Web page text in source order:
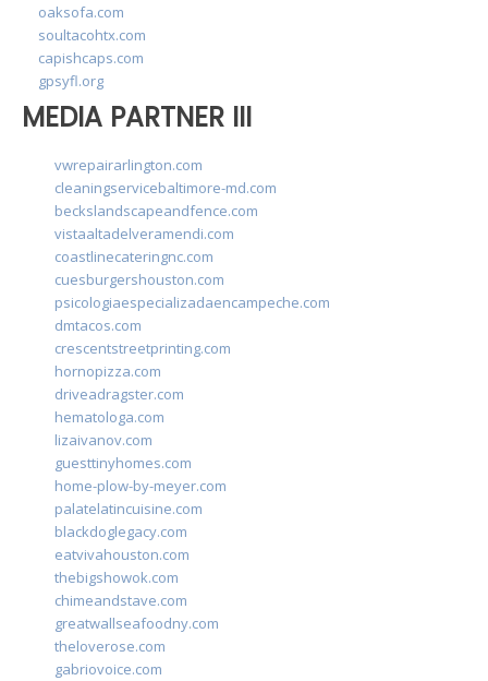
oaksofa.com
soultacohtx.com
capishcaps.com
gpsyfl.org
MEDIA PARTNER III
vwrepairarlington.com
cleaningservicebaltimore-md.com
beckslandscapeandfence.com
vistaaltadelveramendi.com
coastlinecateringnc.com
cuesburgershouston.com
psicologiaespecializadaencampeche.com
dmtacos.com
crescentstreetprinting.com
hornopizza.com
driveadragster.com
hematologa.com
lizaivanov.com
guesttinyhomes.com
home-plow-by-meyer.com
palatelatincuisine.com
blackdoglegacy.com
eatvivahouston.com
thebigshowok.com
chimeandstave.com
greatwallseafoodny.com
theloverose.com
gabriovoice.com